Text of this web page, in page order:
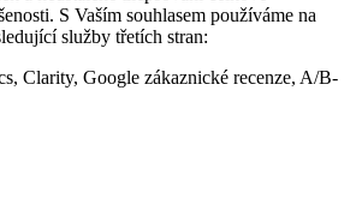
S Vaším souhlasem používáme na
služby třetích stran:
Clarity, Google zákaznické recenze, A/B-